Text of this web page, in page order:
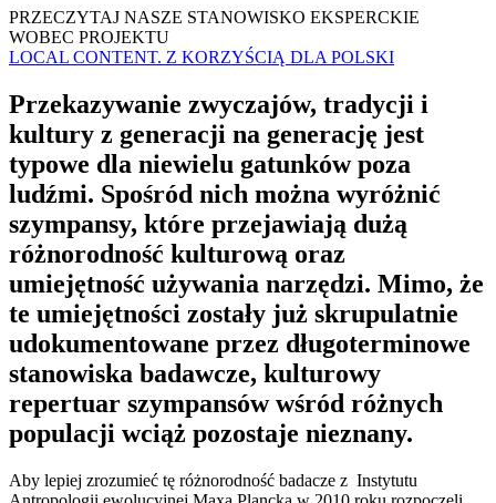
PRZECZYTAJ NASZE STANOWISKO EKSPERCKIE
WOBEC PROJEKTU
LOCAL CONTENT. Z KORZYŚCIĄ DLA POLSKI
Przekazywanie zwyczajów, tradycji i
kultury z generacji na generację jest
typowe dla niewielu gatunków poza
ludźmi. Spośród nich można wyróżnić
szympansy, które przejawiają dużą
różnorodność kulturową oraz
umiejętność używania narzędzi. Mimo, że
te umiejętności zostały już skrupulatnie
udokumentowane przez długoterminowe
stanowiska badawcze, kulturowy
repertuar szympansów wśród różnych
populacji wciąż pozostaje nieznany.
Aby lepiej zrozumieć tę różnorodność badacze z Instytutu